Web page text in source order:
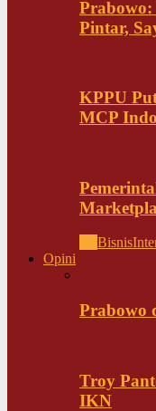
Pintar,
KPPU
MCP
Bisnis
Opini
Prabowo
Troy
IKN